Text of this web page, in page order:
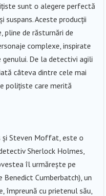
sunt o alegere perfectă
suspans. Aceste producții
pline de răsturnări de
complexe, inspirate
De la detectivi agili
câteva dintre cele mai
polițiste care merită
și Steven Moffat, este o
Sherlock Holmes,
îl urmărește pe
Cumberbatch), un
împreună cu prietenul său,